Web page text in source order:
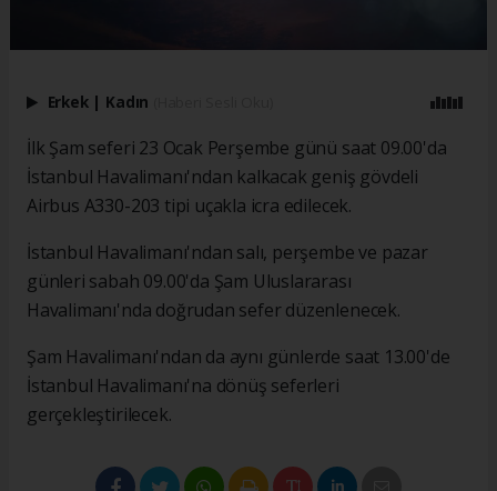
Erkek | Kadın
İlk Şam seferi 23 Ocak Perşembe günü saat 09.00'da
İstanbul Havalimanı'ndan kalkacak geniş gövdeli
Airbus A330-203 tipi uçakla icra edilecek.
İstanbul Havalimanı'ndan salı, perşembe ve pazar
günleri sabah 09.00'da Şam Uluslararası
Havalimanı'nda doğrudan sefer düzenlenecek.
Şam Havalimanı'ndan da aynı günlerde saat 13.00'de
İstanbul Havalimanı'na dönüş seferleri
gerçekleştirilecek.